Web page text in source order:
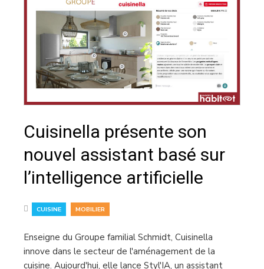
Cuisinella présente son
nouvel assistant basé sur
l’intelligence artificielle
CUISINE MOBILIER
Enseigne du Groupe familial Schmidt, Cuisinella
innove dans le secteur de l'aménagement de la
cuisine. Aujourd'hui, elle lance Styl'IA, un assistant